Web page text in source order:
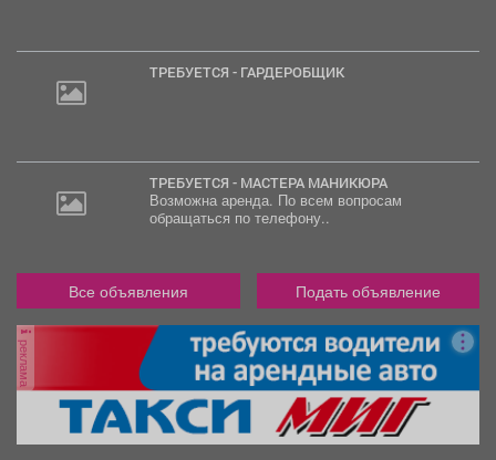
ТРЕБУЕТСЯ - ГАРДЕРОБЩИК
ТРЕБУЕТСЯ - МАСТЕРА МАНИКЮРА
Возможна аренда. По всем вопросам
обращаться по телефону..
Все объявления Подать объявление
реклама